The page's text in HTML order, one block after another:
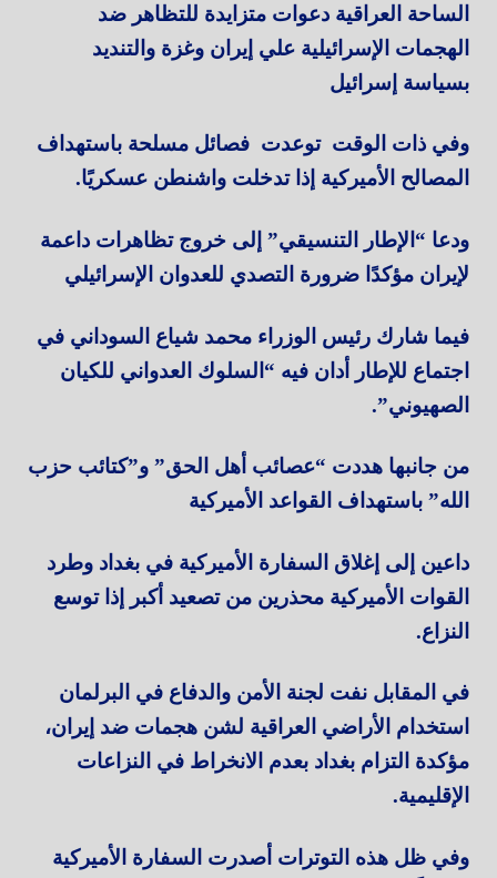
الساحة العراقية دعوات متزايدة للتظاهر ضد
الهجمات الإسرائيلية علي إيران وغزة والتنديد
بسياسة إسرائيل
وفي ذات الوقت توعدت فصائل مسلحة باستهداف
المصالح الأميركية إذا تدخلت واشنطن عسكريًا.
ودعا “الإطار التنسيقي” إلى خروج تظاهرات داعمة
لإيران مؤكدًا ضرورة التصدي للعدوان الإسرائيلي
فيما شارك رئيس الوزراء محمد شياع السوداني في
اجتماع للإطار أدان فيه “السلوك العدواني للكيان
الصهيوني”.
من جانبها هددت “عصائب أهل الحق” و”كتائب حزب
الله” باستهداف القواعد الأميركية
داعين إلى إغلاق السفارة الأميركية في بغداد وطرد
القوات الأميركية محذرين من تصعيد أكبر إذا توسع
النزاع.
في المقابل نفت لجنة الأمن والدفاع في البرلمان
استخدام الأراضي العراقية لشن هجمات ضد إيران،
مؤكدة التزام بغداد بعدم الانخراط في النزاعات
الإقليمية.
وفي ظل هذه التوترات أصدرت السفارة الأميركية